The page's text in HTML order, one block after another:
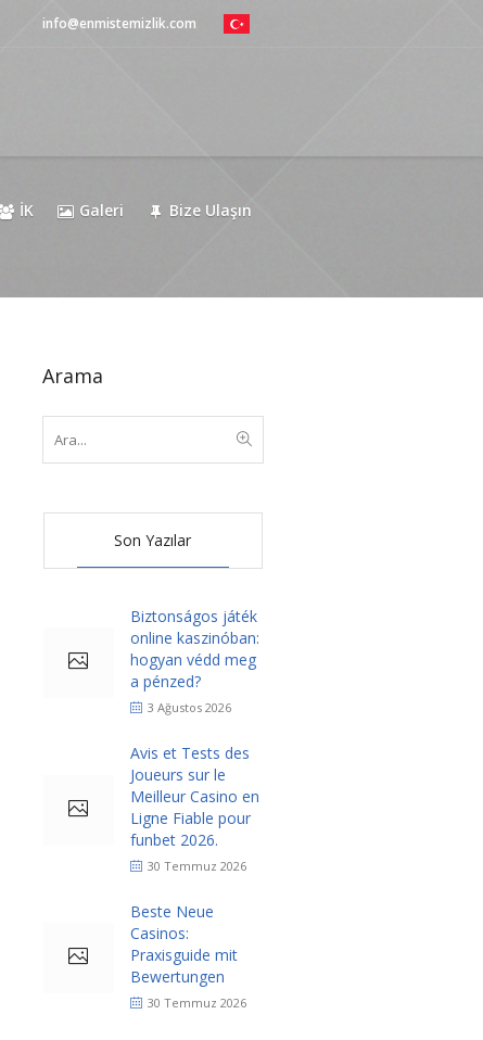
info@enmistemizlik.com
İK Galeri Bize Ulaşın
Arama
Son Yazılar
Biztonságos játék
online kaszinóban:
hogyan védd meg
a pénzed?
3 Ağustos 2026
Avis et Tests des
Joueurs sur le
Meilleur Casino en
Ligne Fiable pour
funbet 2026.
30 Temmuz 2026
Beste Neue
Casinos:
Praxisguide mit
Bewertungen
30 Temmuz 2026